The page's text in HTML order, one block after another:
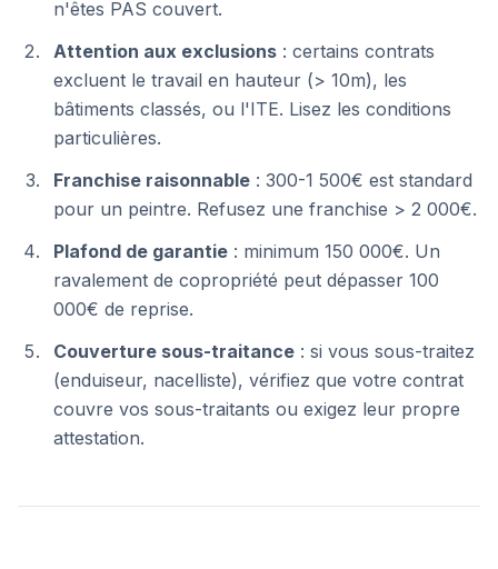
n'êtes PAS couvert.
Attention aux exclusions : certains contrats
excluent le travail en hauteur (> 10m), les
bâtiments classés, ou l'ITE. Lisez les conditions
particulières.
Franchise raisonnable : 300-1 500€ est standard
pour un peintre. Refusez une franchise > 2 000€.
Plafond de garantie : minimum 150 000€. Un
ravalement de copropriété peut dépasser 100
000€ de reprise.
Couverture sous-traitance : si vous sous-traitez
(enduiseur, nacelliste), vérifiez que votre contrat
couvre vos sous-traitants ou exigez leur propre
attestation.